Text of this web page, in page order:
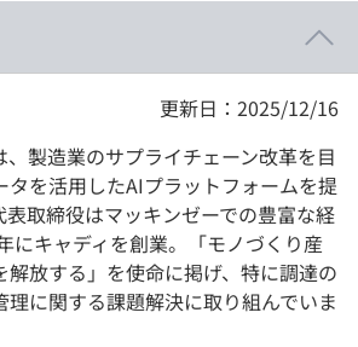
更新日：2025/12/16
製造業のサプライチェーン改革を目
タを活用したAIプラットフォームを提
取締役はマッキンゼーでの豊富な経
にキャディを創業。「モノづくり産
解放する」を使命に掲げ、特に調達の
理に関する課題解決に取り組んでいま